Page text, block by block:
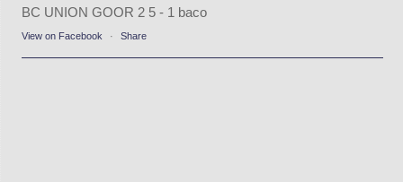
BC UNION GOOR 2 5 - 1 baco
View on Facebook · Share